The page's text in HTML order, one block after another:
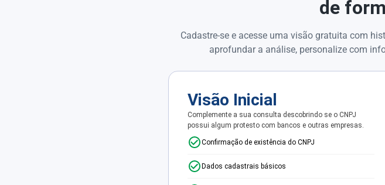
de
Cadastre-se e acesse uma visão gratuita com
aprofundar a análise, personalize com
Visão Inicial
Complemente a sua consulta descobrindo se o CNPJ
possui algum protesto com bancos e outras empresas.
Confirmação de existência do CNPJ
Dados cadastrais básicos